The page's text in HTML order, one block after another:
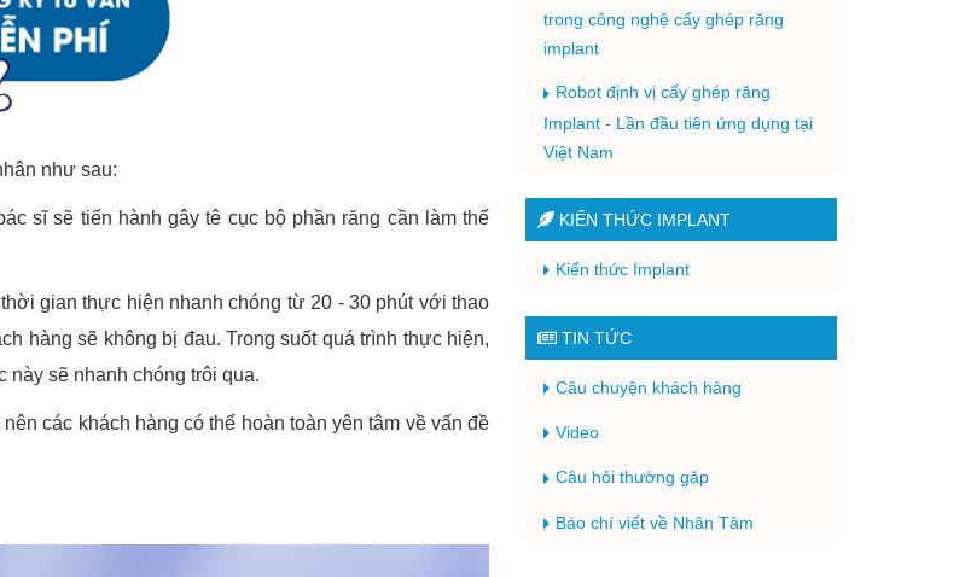
như sau:
sĩ sẽ tiến hành gây tê cục bộ phần răng cần làm thế
gian thực hiện nhanh chóng từ 20 - 30 phút với thao
hàng sẽ không bị đau. Trong suốt quá trình thực hiện,
này sẽ nhanh chóng trôi qua.
các khách hàng có thể hoàn toàn yên tâm về vấn đề
trong công nghệ cấy ghép răng
implant
Robot định vị cấy ghép răng
Implant - Lần đầu tiên ứng dụng tại
Việt Nam
KIẾN THỨC IMPLANT
Kiến thức Implant
TIN TỨC
Câu chuyện khách hàng
Video
Câu hỏi thường gặp
Báo chí viết về Nhân Tâm